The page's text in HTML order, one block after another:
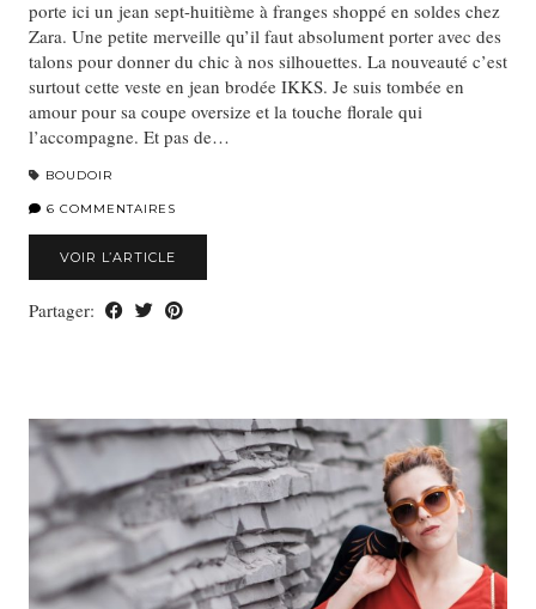
porte ici un jean sept-huitième à franges shoppé en soldes chez
Zara. Une petite merveille qu’il faut absolument porter avec des
talons pour donner du chic à nos silhouettes. La nouveauté c’est
surtout cette veste en jean brodée IKKS. Je suis tombée en
amour pour sa coupe oversize et la touche florale qui
l’accompagne. Et pas de…
BOUDOIR
6 COMMENTAIRES
VOIR L’ARTICLE
Partager: